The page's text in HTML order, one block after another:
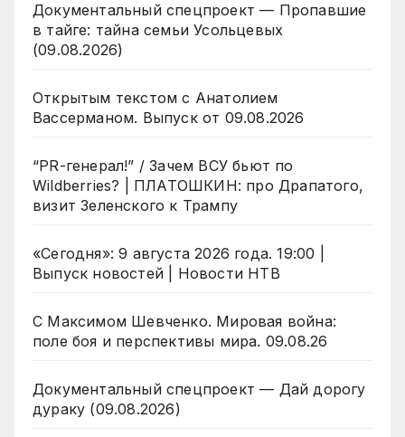
Документальный спецпроект — Пропавшие
в тайге: тайна семьи Усольцевых
(09.08.2026)
Открытым текстом с Анатолием
Вассерманом. Выпуск от 09.08.2026
“PR-генерал!” / Зачем ВСУ бьют по
Wildberries? | ПЛАТОШКИН: про Драпатого,
визит Зеленского к Трампу
«Сегодня»: 9 августа 2026 года. 19:00 |
Выпуск новостей | Новости НТВ
С Максимом Шевченко. Мировая война:
поле боя и перспективы мира. 09.08.26
Документальный спецпроект — Дай дорогу
дураку (09.08.2026)